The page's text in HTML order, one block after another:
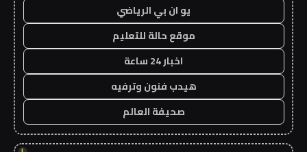
يو ان بي الرياضي
موقع حالة للتعليم
اخبار 24 ساعة
هيدب فنون وترفيه
صحيفة العالم